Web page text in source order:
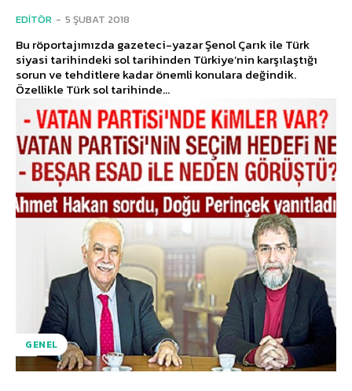
EDITÖR - 5 ŞUBAT 2018
Bu röportajımızda gazeteci-yazar Şenol Çarık ile Türk
siyasi tarihindeki sol tarihinden Türkiye’nin karşılaştığı
sorun ve tehditlere kadar önemli konulara değindik.
Özellikle Türk sol tarihinde...
GENEL